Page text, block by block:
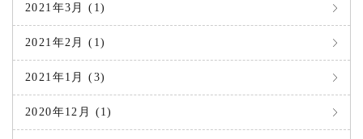
2021年3月 (1)
2021年2月 (1)
2021年1月 (3)
2020年12月 (1)